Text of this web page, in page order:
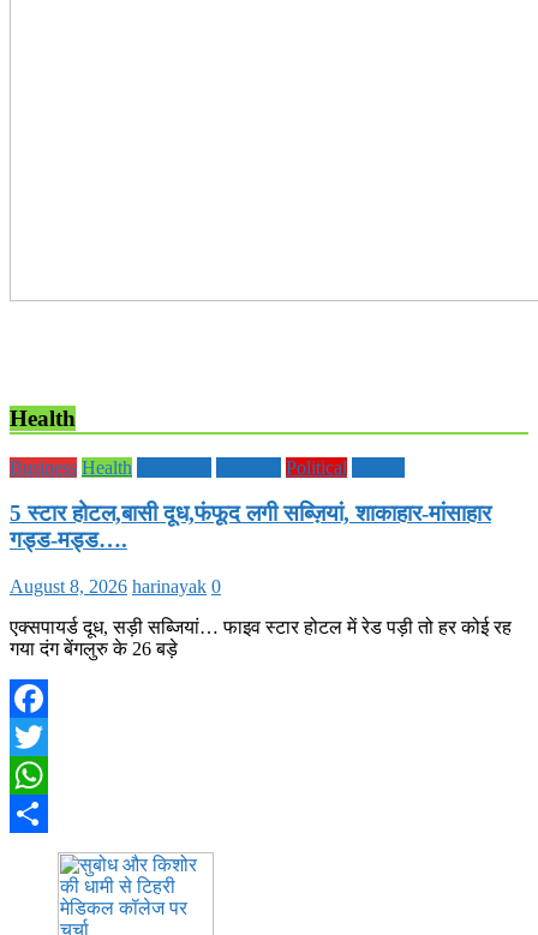
Health
Business Health Political
5 स्टार होटल,बासी दूध,फंफूद लगी सब्ज़ियां, शाकाहार-मांसाहार
गड्ड-मड्ड….
August 8, 2026 harinayak 0
एक्सपायर्ड दूध, सड़ी सब्जियां… फाइव स्टार होटल में रेड पड़ी तो हर कोई रह
गया दंग बेंगलुरु के 26 बड़े
Facebook
Twitter
WhatsApp